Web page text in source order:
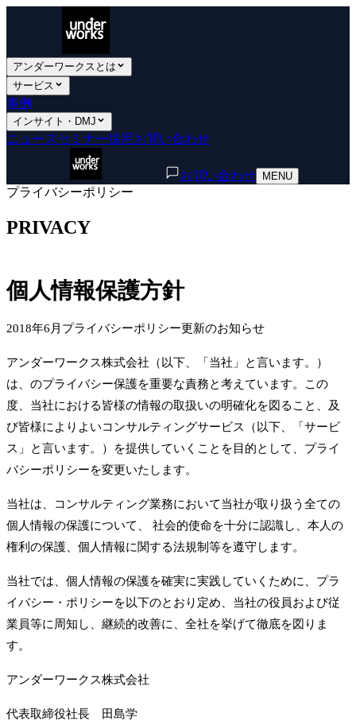
アンダーワークスとは
サービス
事例
インサイト・DMJ
ニュース セミナー採用 お問い合わせ
お問い合わせ MENU
プライバシーポリシー
PRIVACY
個人情報保護方針
2018年6月プライバシーポリシー更新のお知らせ
アンダーワークス株式会社（以下、「当社」と言います。）
は、のプライバシー保護を重要な責務と考えています。この
度、当社における皆様の情報の取扱いの明確化を図ること、及
び皆様によりよいコンサルティングサービス（以下、「サービ
ス」と言います。）を提供していくことを目的として、プライ
バシーポリシーを変更いたします。
当社は、コンサルティング業務において当社が取り扱う全ての
個人情報の保護について、 社会的使命を十分に認識し、本人の
権利の保護、個人情報に関する法規制等を遵守します。
当社では、個人情報の保護を確実に実践していくために、プラ
イバシー・ポリシーを以下のとおり定め、当社の役員および従
業員等に周知し、継続的改善に、全社を挙げて徹底を図りま
す。
アンダーワークス株式会社
代表取締役社長 田島学